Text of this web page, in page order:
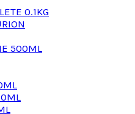
0.1KG
500ML